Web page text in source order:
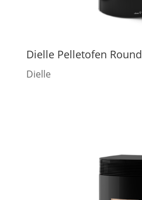
Dielle Pelletofen Round
Dielle